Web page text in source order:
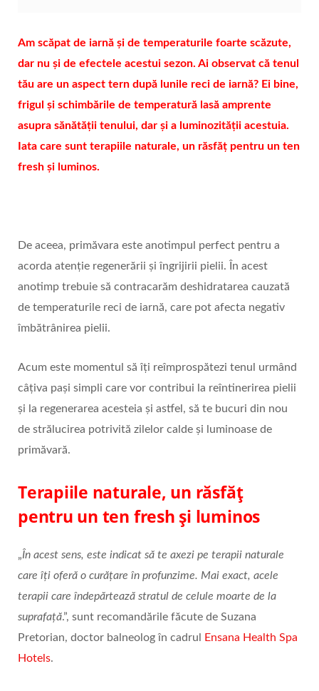
Am scăpat de iarnă și de temperaturile foarte scăzute,
dar nu și de efectele acestui sezon. Ai observat că tenul
tău are un aspect tern după lunile reci de iarnă? Ei bine,
frigul și schimbările de temperatură lasă amprente
asupra sănătății tenului, dar și a luminozității acestuia.
Iata care sunt terapiile naturale, un răsfăț pentru un ten
fresh și luminos.
De aceea, primăvara este anotimpul perfect pentru a
acorda atenție regenerării și îngrijirii pielii. În acest
anotimp trebuie să contracarăm deshidratarea cauzată
de temperaturile reci de iarnă, care pot afecta negativ
îmbătrânirea pielii.
Acum este momentul să îți reîmprospătezi tenul urmând
câțiva pași simpli care vor contribui la reîntinerirea pielii
și la regenerarea acesteia și astfel, să te bucuri din nou
de strălucirea potrivită zilelor calde și luminoase de
primăvară.
Terapiile naturale, un răsfăț
pentru un ten fresh și luminos
„În acest sens, este indicat să te axezi pe terapii naturale
care îți oferă o curățare în profunzime. Mai exact, acele
terapii care îndepărtează stratul de celule moarte de la
suprafață.”, sunt recomandările făcute de Suzana
Pretorian, doctor balneolog în cadrul
Ensana Health Spa
Hotels.